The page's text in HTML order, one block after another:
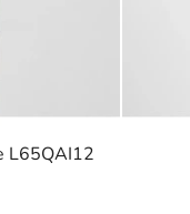
L65QAI12